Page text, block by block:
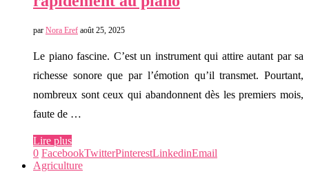
par Nora Eref août 25, 2025
Le piano fascine. C’est un instrument qui attire autant par sa
richesse sonore que par l’émotion qu’il transmet. Pourtant,
nombreux sont ceux qui abandonnent dès les premiers mois,
faute de …
Lire plus
0 FacebookTwitterPinterestLinkedinEmail
Agriculture